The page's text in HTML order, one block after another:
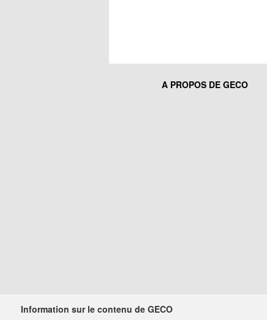
A PROPOS DE GECO
Information sur le contenu de GECO